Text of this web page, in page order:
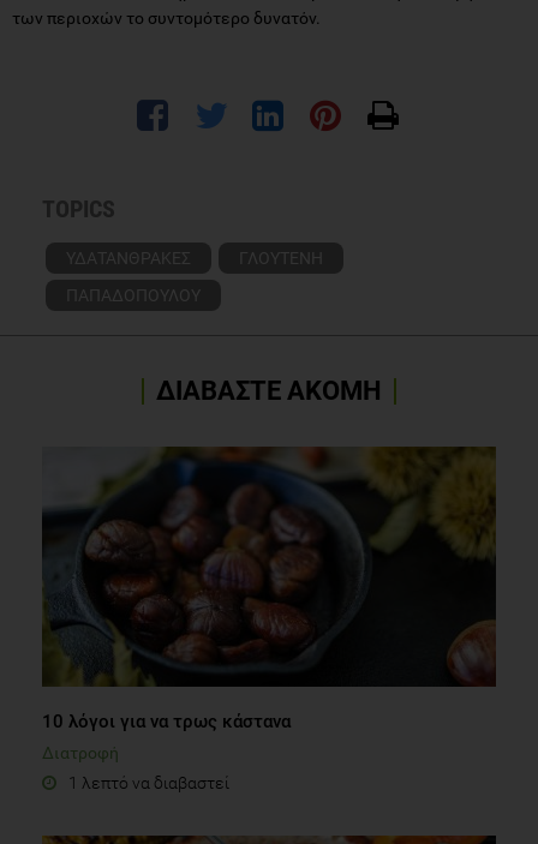
των περιοχών το συντομότερο δυνατόν.
TOPICS
ΥΔΑΤΑΝΘΡΑΚΕΣ
ΓΛΟΥΤΕΝΗ
ΠΑΠΑΔΟΠΟΥΛΟΥ
ΔΙΑΒΑΣΤΕ ΑΚΟΜΗ
10 λόγοι για να τρως κάστανα
Διατροφή
1 λεπτό να διαβαστεί